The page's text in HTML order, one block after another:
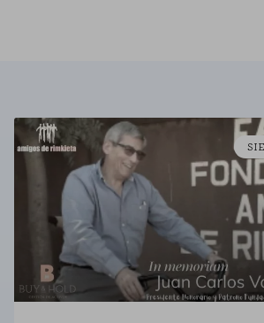
RECHAZAR
HABILITAR
Cookies necesarias
Estas cookies son necesarias para que el sitio
pueden desactivar en nuestros sistemas.